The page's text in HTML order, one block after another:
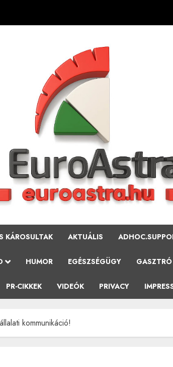
KÁROSULTAK AKTUÁLIS
HUMOR EGÉSZSÉGÜGY GASZTRÓ
PR-CIKKEK VIDEÓK PRIVACY
kommunikáció!